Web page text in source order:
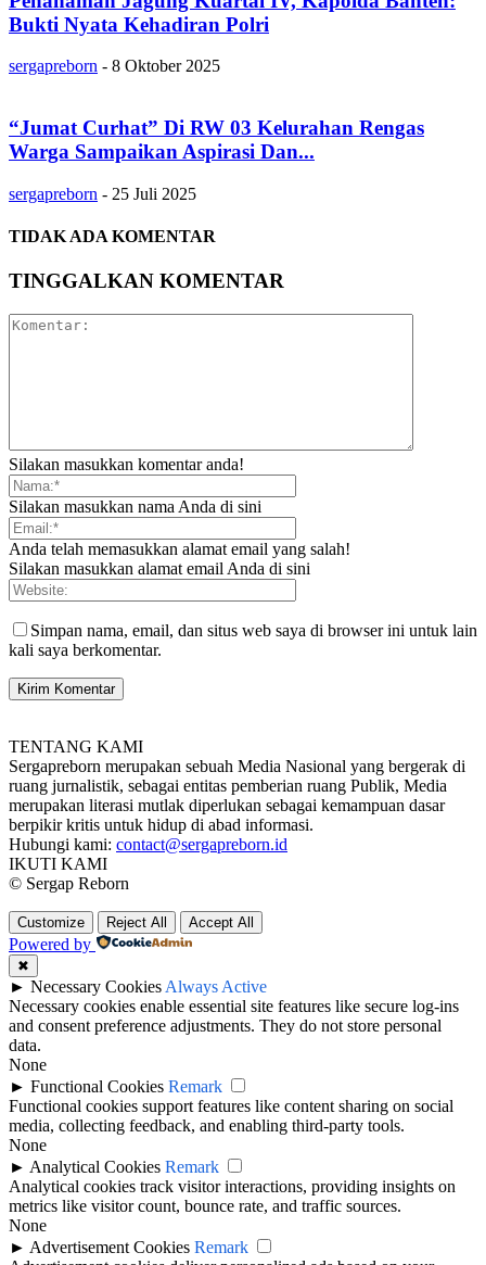
Bukti Nyata Kehadiran Polri
sergapreborn - 8 Oktober 2025
“Jumat Curhat” Di RW 03 Kelurahan Rengas
Warga Sampaikan Aspirasi Dan...
sergapreborn - 25 Juli 2025
TIDAK ADA KOMENTAR
TINGGALKAN KOMENTAR
Silakan masukkan komentar anda!
Silakan masukkan nama Anda di sini
Anda telah memasukkan alamat email yang salah!
Silakan masukkan alamat email Anda di sini
Simpan nama, email, dan situs web saya di browser ini untuk lain
kali saya berkomentar.
TENTANG KAMI
Sergapreborn merupakan sebuah Media Nasional yang bergerak di
ruang jurnalistik, sebagai entitas pemberian ruang Publik, Media
merupakan literasi mutlak diperlukan sebagai kemampuan dasar
berpikir kritis untuk hidup di abad informasi.
Hubungi kami: contact@sergapreborn.id
IKUTI KAMI
© Sergap Reborn
Customize Reject All Accept All
Powered by
✖
► Necessary Cookies Always Active
Necessary cookies enable essential site features like secure log-ins
and consent preference adjustments. They do not store personal
data.
None
► Functional Cookies Remark
Functional cookies support features like content sharing on social
media, collecting feedback, and enabling third-party tools.
None
► Analytical Cookies Remark
Analytical cookies track visitor interactions, providing insights on
metrics like visitor count, bounce rate, and traffic sources.
None
► Advertisement Cookies Remark